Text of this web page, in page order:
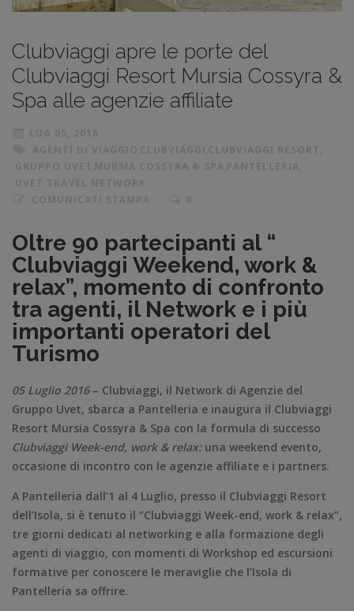
Clubviaggi apre le porte del
Clubviaggi Resort Mursia Cossyra &
Spa alle agenzie affiliate
Oltre 90 partecipanti al “
Clubviaggi Weekend, work &
relax”, momento di confronto
tra agenti, il Network e i più
importanti operatori del
Turismo
05 Luglio 2016 – Clubviaggi, il Network di Agenzie del
Gruppo Uvet, sbarca a Pantelleria e inaugura il Clubviaggi
Resort Mursia Cossyra & Spa con la formula di successo
Clubviaggi Week-end, work & relax:una weekend evento,
occasione di incontro con le agenzie affiliate e i partners.
A Pantelleria dall’1 al 4 Luglio, presso il Clubviaggi Resort
dell’Isola, si è tenuto il “Clubviaggi Week-end, work & relax”,
tre giorni dedicati al networking e alla formazione degli
agenti di viaggio, con momenti di Workshop ed escursioni
formative per conoscere le meraviglie che l’Isola di
Pantelleria sa offrire.